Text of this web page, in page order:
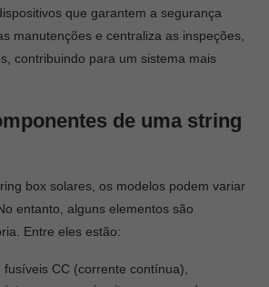
que garantem a segurança
manutenções e centraliza as inspeções,
contribuindo para um sistema mais
de uma string
box solares, os modelos podem variar
entanto, alguns elementos são
Entre eles estão:
CC (corrente contínua),